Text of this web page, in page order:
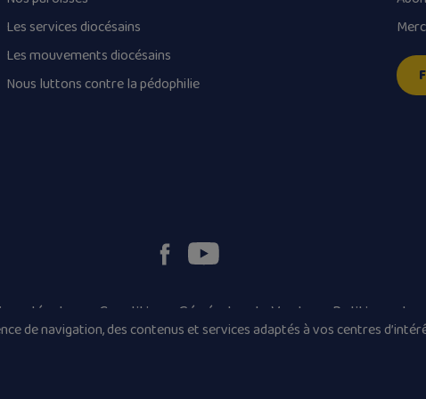
Les services diocésains
Les mouvements diocésains
Nous luttons contre la pédophilie
légales Conditions Générales de Vente Politique de
de navigation, des contenus et services adaptés à vos centres